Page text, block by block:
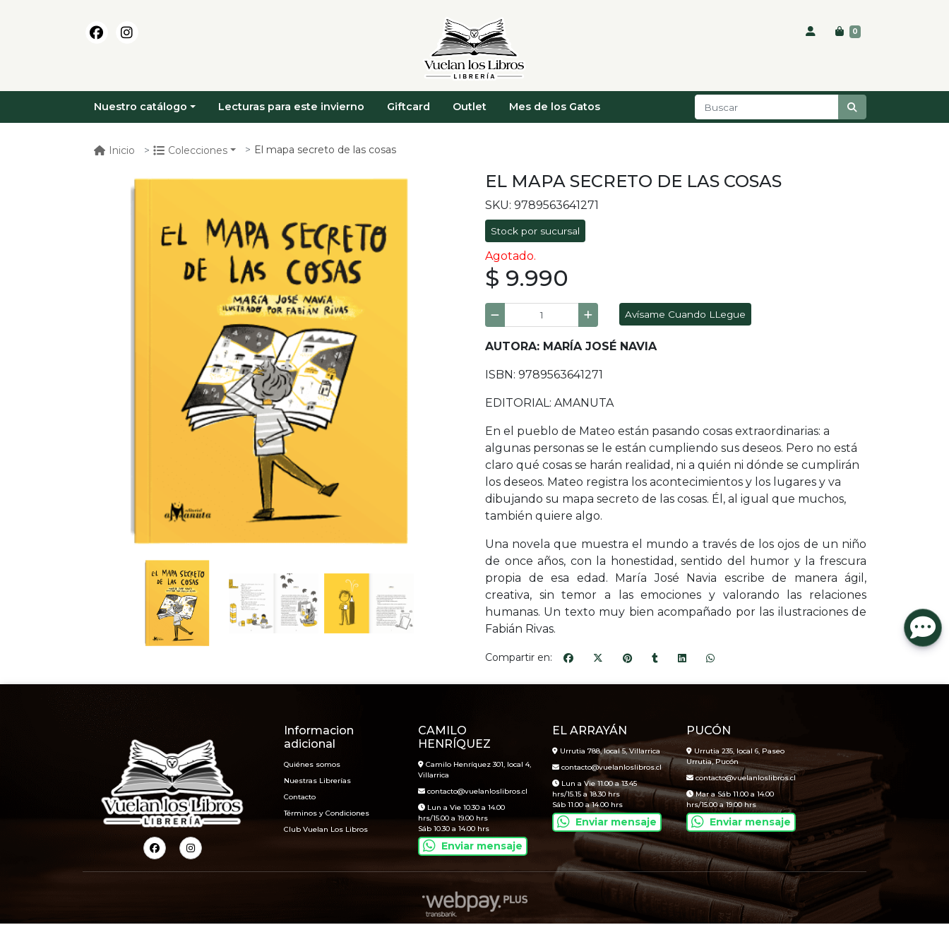
0
Nuestro catálogo Lecturas para este invierno Giftcard Outlet Mes de los Gatos
Inicio Colecciones El mapa secreto de las cosas
EL MAPA SECRETO DE LAS COSAS
SKU: 9789563641271
Stock por sucursal
Agotado.
$ 9.990
Avísame Cuando LLegue
AUTORA: MARÍA JOSÉ NAVIA
ISBN: 9789563641271
EDITORIAL: AMANUTA
En el pueblo de Mateo están pasando cosas extraordinarias: a
algunas personas se le están cumpliendo sus deseos. Pero no está
claro qué cosas se harán realidad, ni a quién ni dónde se cumplirán
los deseos. Mateo registra los acontecimientos y los lugares y va
dibujando su mapa secreto de las cosas. Él, al igual que muchos,
también quiere algo.
Una novela que muestra el mundo a través de los ojos de un niño
de once años, con la honestidad, sentido del humor y la frescura
propia de esa edad. María José Navia escribe de manera ágil,
creativa, sin temor a las emociones y valorando las relaciones
humanas. Un texto muy bien acompañado por las ilustraciones de
Fabián Rivas.
Compartir en:
Informacion
adicional
Quiénes somos
Nuestras Librerías
Contacto
Términos y Condiciones
Club Vuelan Los Libros
CAMILO
HENRÍQUEZ
Camilo Henríquez 301, local 4,
Villarrica
contacto@vuelanloslibros.cl
Lun a Vie 10.30 a 14.00
hrs/15.00 a 19.00 hrs
Sáb 10.30 a 14.00 hrs
Enviar mensaje
EL ARRAYÁN
Urrutia 788, local 5, Villarrica
contacto@vuelanloslibros.cl
Lun a Vie 11.00 a 13.45
hrs/15.15 a 18.30 hrs
Sáb 11.00 a 14.00 hrs
Enviar mensaje
PUCÓN
Urrutia 235, local 6, Paseo
Urrutia, Pucón
contacto@vuelanloslibros.cl
Mar a Sáb 11.00 a 14.00
hrs/15.00 a 19.00 hrs
Enviar mensaje